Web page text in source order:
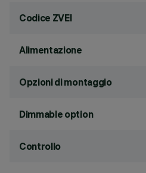
Codice ZVEI
Alimentazione
Opzioni di montaggio
Dimmable option
Controllo